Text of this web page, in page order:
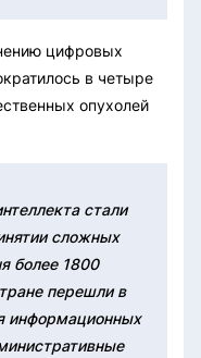
цифровых
в четыре
опухолей
стали
сложных
более 1800
перешли в
информационных